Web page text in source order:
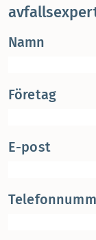
Namn
Företag
E-post